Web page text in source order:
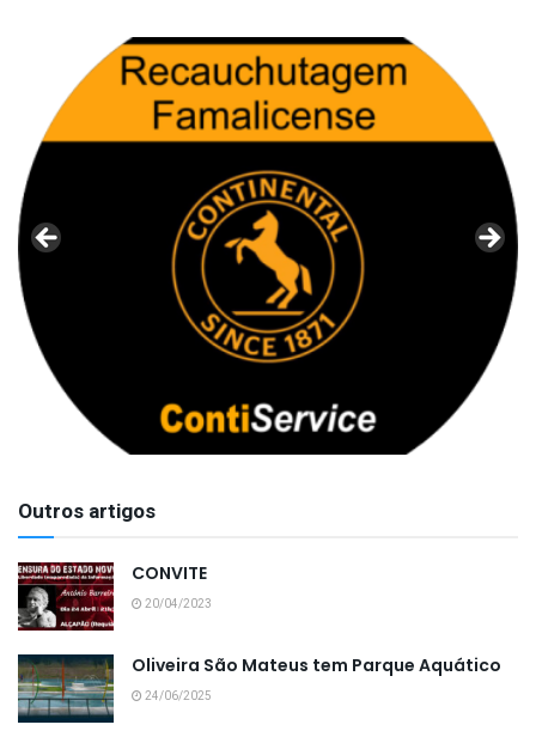
Outros artigos
CONVITE
20/04/2023
Oliveira São Mateus tem Parque Aquático
24/06/2025